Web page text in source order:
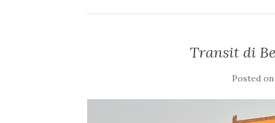
Transit di
Posted